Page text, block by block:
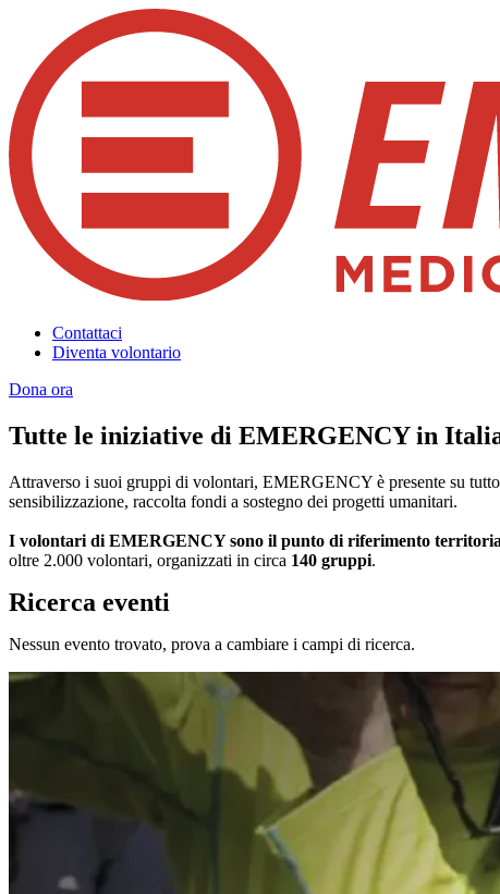
Contattaci
Diventa volontario
Dona ora
Tutte le iniziative di EMERGENCY in
Attraverso i suoi gruppi di volontari, EMERGENCY è presente su
sensibilizzazione, raccolta fondi a sostegno dei progetti umanitari.
I volontari di EMERGENCY sono il punto di riferimento
oltre 2.000 volontari, organizzati in circa 140 gruppi.
Ricerca eventi
Nessun evento trovato, prova a cambiare i campi di ricerca.